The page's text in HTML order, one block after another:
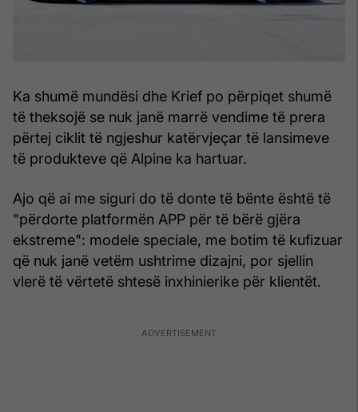
Ka shumë mundësi dhe Krief po përpiqet shumë
të theksojë se nuk janë marrë vendime të prera
përtej ciklit të ngjeshur katërvjeçar të lansimeve
të produkteve që Alpine ka hartuar.
Ajo që ai me siguri do të donte të bënte është të
"përdorte platformën APP për të bërë gjëra
ekstreme": modele speciale, me botim të kufizuar
që nuk janë vetëm ushtrime dizajni, por sjellin
vlerë të vërtetë shtesë inxhinierike për klientët.